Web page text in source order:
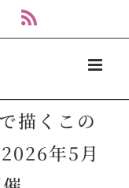
Facebook
描くこの
年5月